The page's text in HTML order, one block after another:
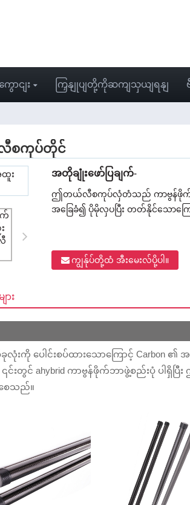
ာငျး ကြှနျုပျတို့ကိုဆကျသှယျရနျ
လီစကုပ်တိုင်
အတိုချုံးဖော်ပြချက်-
ဤတယ်လီစကုပ်လှံတံသည် ကာဗွန်ဖိုက်ဘာ
အခြေခံ၍ ပိုမိုလှပပြီး တတ်နိုင်သောက
ကျွန်ုပ်တို့ထံ အီးမေးလ်ပို့ပါ။
ား
နှစ်ခုလုံးကို ပေါင်းစပ်ထားသောကြောင့် Carbon
၎င်းတွင် ahybrid ကာဗွန်ဖိုက်ဘာဖွဲ့စည်းပုံ ပါရှိ
ေသည်။